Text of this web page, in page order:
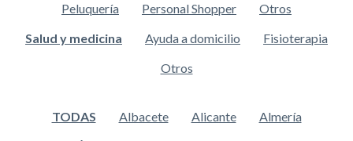
Peluquería
Personal Shopper
Otros
Salud y medicina
Ayuda a domicilio
Fisioterapia
Otros
TODAS Albacete Alicante
Almería